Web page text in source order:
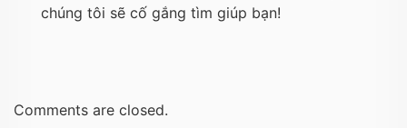
chúng tôi sẽ cố gắng tìm giúp bạn!
Comments are closed.